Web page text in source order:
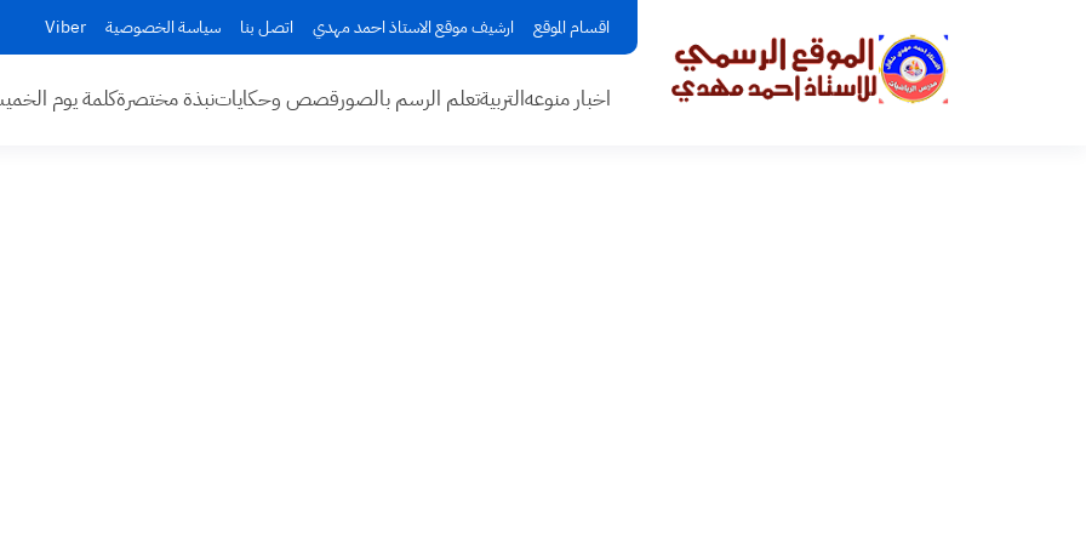
اقسام الموقع ارشيف موقع الاستاذ احمد مهدي اتصل بنا سياسة الخصوصية Viber
اخبار منوعهالتربيةتعلم الرسم بالصورقصص وحكاياتنبذة مختصرةكلمة يوم